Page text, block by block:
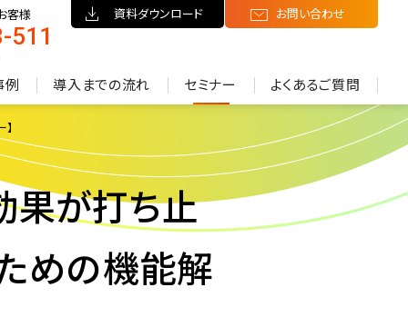
客様
511
資料ダウンロード お問い合わせ
例 導入までの流れ セミナー よくあるご質問
果が打ち止
めの機能解